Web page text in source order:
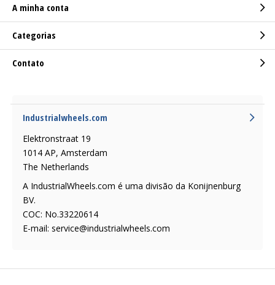
A minha conta
Categorias
Contato
Industrialwheels.com
Elektronstraat 19
1014 AP, Amsterdam
The Netherlands
A IndustrialWheels.com é uma divisão da Konijnenburg
BV.
COC: No.33220614
E-mail: service@industrialwheels.com